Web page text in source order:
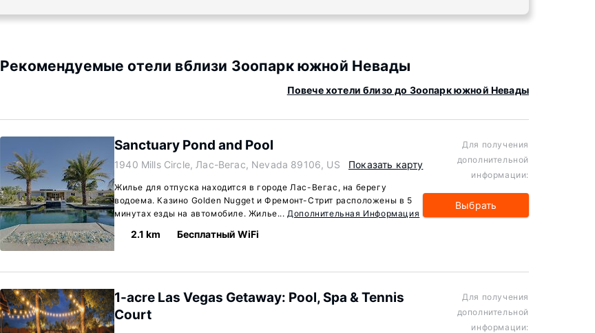
Рекомендуемые отели вблизи Зоопарк южной Невады
Повече хотели близо до Зоопарк южной Невады
Sanctuary Pond and Pool
1940 Mills Circle, Лас-Вегас, Nevada 89106, US Показать карту
Жилье для отпуска находится в городе Лас-Вегас, на берегу
водоема. Казино Golden Nugget и Фремонт-Стрит расположены в 5
минутах езды на автомобиле. Жилье...Дополнительная Информация
2.1 km Бесплатный WiFi
Для получения
дополнительной
информации:
Выбрать
1-acre Las Vegas Getaway: Pool, Spa & Tennis
Court
Для получения
дополнительной
информации: